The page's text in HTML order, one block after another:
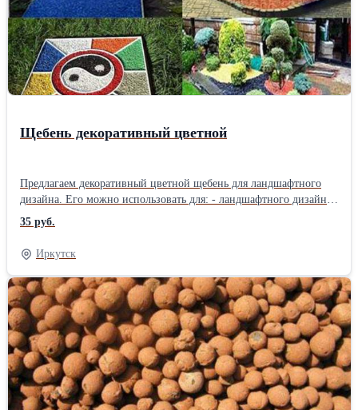
Щебень декоративный цветной
Предлагаем декоративный цветной щебень для ландшафтного
дизайна. Его можно использовать для: - ландшафтного дизайна
- создания берегов и дна у ручьев и прудов - оформления домов
- создания рисунков и надписей на газонах и земле -
оформления садовых дорожек - обрамления памятников -
оформления клумб и зон отдыха Щебень декоративный цветной
1 кг - 35 руб. Щебень обычный в мешках (40 кг) - 70 руб.,
машина 25 т - 14000 руб. Возможна доставка с разгрузкой,
подъем на этаж.Производитель: Собственное производство
35 руб.
Иркутск